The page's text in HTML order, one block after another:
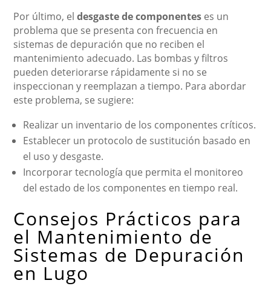
Por último, eldesgaste de componentes es un
problema que se presenta con frecuencia en
sistemas de depuración que no reciben el
mantenimiento adecuado. Las bombas y filtros
pueden deteriorarse rápidamente si no se
inspeccionan y reemplazan a tiempo. Para abordar
este problema, se sugiere:
Realizar un inventario de los componentes críticos.
Establecer un protocolo de sustitución basado en
el uso y desgaste.
Incorporar tecnología que permita el monitoreo
del estado de los componentes en tiempo real.
Consejos Prácticos para
el Mantenimiento de
Sistemas de Depuración
en Lugo